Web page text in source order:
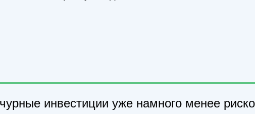
инвестиции уже намного менее